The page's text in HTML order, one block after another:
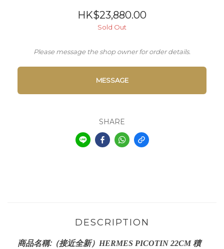
HK$23,880.00
Sold Out
Please message the shop owner for order details.
MESSAGE
SHARE
DESCRIPTION
商品名稱:（接近全新）HERMES PICOTIN 22CM 積